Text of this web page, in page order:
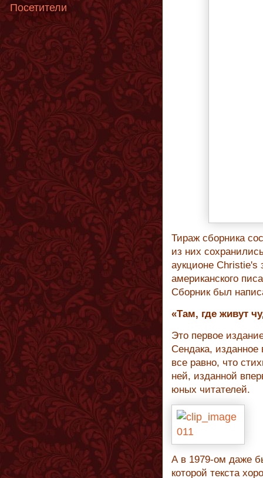
Тираж сборника
из них
аукционе Christie's
американского
Сборник был
«Там, где живут
Это первое
Сендака, изданное
все равно, что
ней, изданной
юных читателей.
А в 1979-ом даже
которой текста
Посетители